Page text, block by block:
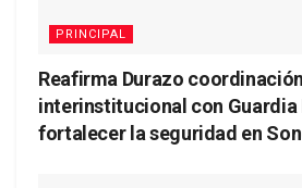
PRINCIPAL
Reafirma Durazo coordinación
interinstitucional con Guardia
fortalecer la seguridad en